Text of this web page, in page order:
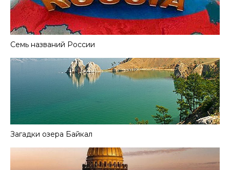
Семь названий России
Загадки озера Байкал